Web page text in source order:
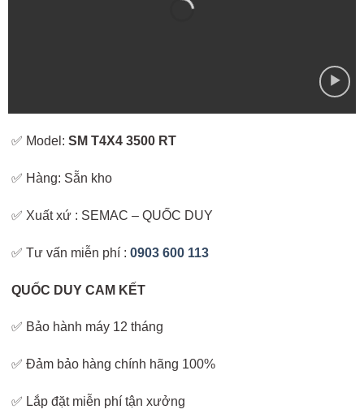
✅ Model:SM T4X4 3500 RT
✅ Hàng: Sẵn kho
✅ Xuất xứ : SEMAC – QUỐC DUY
✅ Tư vấn miễn phí :0903 600 113
QUỐC DUY CAM KẾT
✅ Bảo hành máy 12 tháng
✅ Đảm bảo hàng chính hãng 100%
✅ Lắp đặt miễn phí tận xưởng